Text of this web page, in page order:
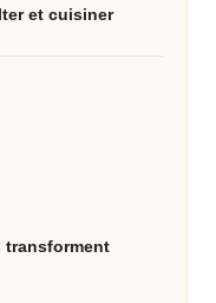
et cuisiner
transforment